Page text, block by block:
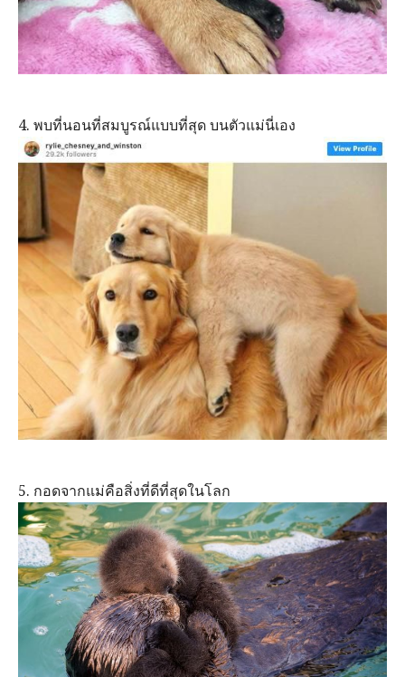
4. พบที่นอนที่สมบูรณ์แบบที่สุด บนตัวแม่นี่เอง
5. กอดจากแม่คือสิ่งที่ดีที่สุดในโลก